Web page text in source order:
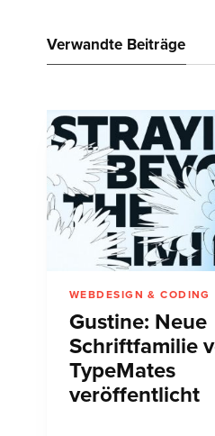
Verwandte Beiträge
WEBDESIGN & CODING
Gustine: Neue
Schriftfamilie
TypeMates
veröffentlicht